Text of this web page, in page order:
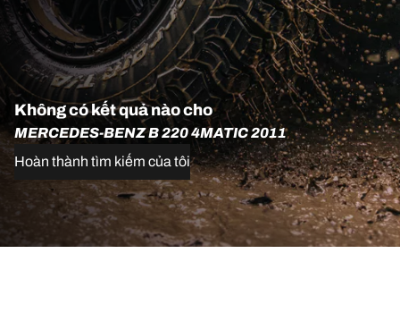
Không có kết quả nào cho
MERCEDES-BENZ B 220 4MATIC 2011
Hoàn thành tìm kiếm của tôi